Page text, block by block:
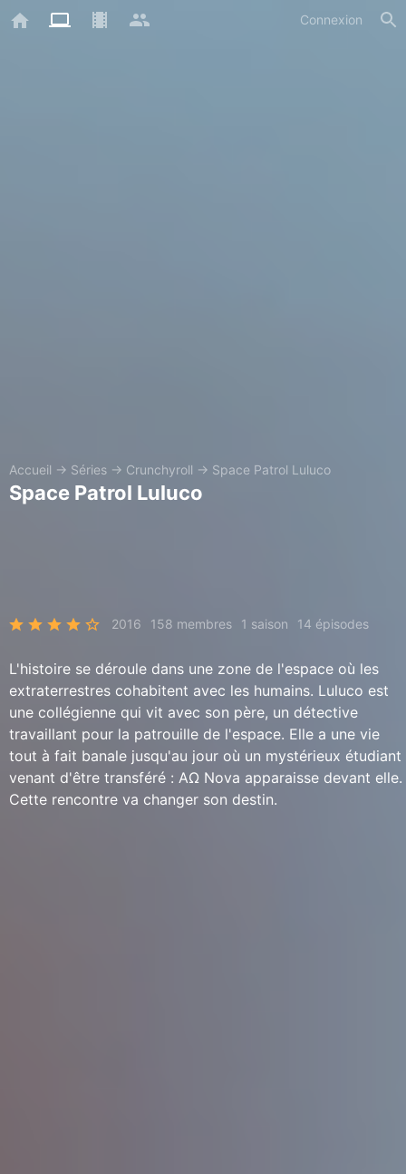
Connexion
Accueil → Séries → Crunchyroll → Space Patrol Luluco
Space Patrol Luluco
2016 158 membres 1 saison 14 épisodes
L'histoire se déroule dans une zone de l'espace où les
extraterrestres cohabitent avec les humains. Luluco est
une collégienne qui vit avec son père, un détective
travaillant pour la patrouille de l'espace. Elle a une vie
tout à fait banale jusqu'au jour où un mystérieux étudiant
venant d'être transféré : ΑΩ Nova apparaisse devant elle.
Cette rencontre va changer son destin.